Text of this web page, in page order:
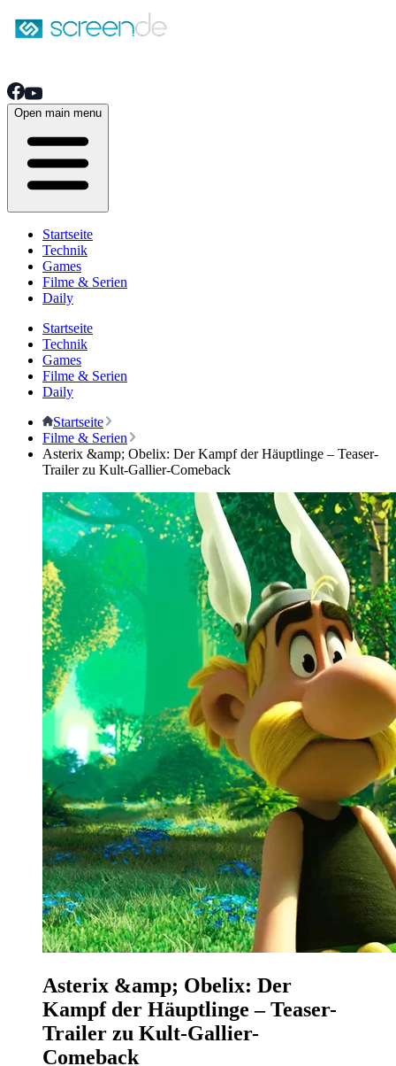
Open main menu
Startseite
Technik
Games
Filme & Serien
Daily
Startseite
Technik
Games
Filme & Serien
Daily
Startseite
Filme & Serien
Asterix &amp; Obelix: Der Kampf der Häuptlinge – Teaser-
Trailer zu Kult-Gallier-Comeback
Asterix &amp; Obelix: Der
Kampf der Häuptlinge – Teaser-
Trailer zu Kult-Gallier-
Comeback